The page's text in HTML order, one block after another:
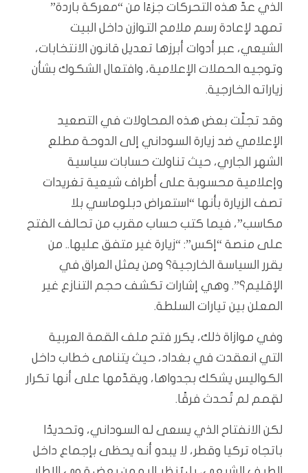
الذي عدّ هذه التحركات جزءًا من “معركة باردة”
تمهد لإعادة رسم ملامح التوازن داخل البيت
الشيعي، عبر أدوات أبرزها تعديل قانون الانتخابات،
وتوجيه الحملات الإعلامية، وافتعال الشكوك بشأن
زياراته الخارجية.
وقد تجلّت بعض هذه المحاولات في التصعيد
الإعلامي ضد زيارة السوداني إلى الدوحة مطلع
الشهر الجاري، حيث تناولت حسابات سياسية
وإعلامية محسوبة على أطراف شيعية تغريدات
تصف الزيارة بأنها “استعراض دبلوماسي بلا
مكاسب”، فيما كتب حساب مقرب من تحالف الفتح
على منصة “إكس”: “زيارة غير متفق عليها.. من
يقرر السياسة الخارجية؟ ومن يمثل العراق في
الإقليم؟”. وهي إشارات تكشف حجم التنازع غير
المعلن بين تيارات السلطة.
وفي موازاة ذلك، يكرر فتح ملف القمة العربية
التي انعقدت في بغداد، حيث يتنامى خطاب داخل
الكواليس يشكك بجدواها، ويقدّمها على أنها تكرار
لقِمم لم تُحدث فرقًا.
لكن الانفتاح الذي يسعى له السوداني، وتحديدًا
باتجاه تركيا وقطر، لا يبدو أنه يحظى بإجماع داخل